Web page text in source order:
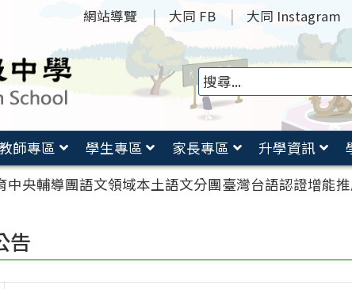
網站導覽 大同 FB 大同 Instagram
師專區 學生專區 家長專區 升學資訊
中央輔導團語文領域本土語文分團臺灣台語認證增能
告